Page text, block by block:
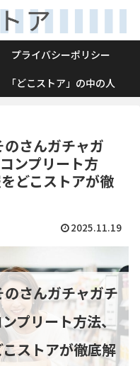
プライバシーポリシー
「どこストア」の中の人
のさんガチャガ
ンプリート方
どこストアが徹
2025.11.19
さんガチャガチ
プリート方法、
ストアが徹底解